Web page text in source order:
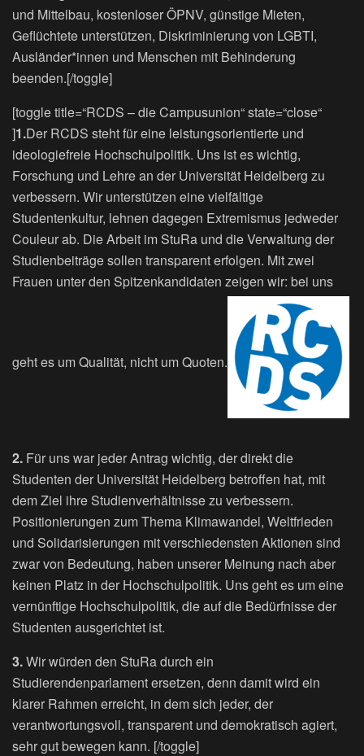
und Mittelbau, kostenloser ÖPNV, günstige Mieten,
Geflüchtete unterstützen, Diskriminierung von LGBTI,
Ausländer*innen und Menschen mit Behinderung
beenden.[/toggle]
[toggle title=“RCDS – die Campusunion“ state=“close“
]1.Der RCDS steht für eine leistungsorientierte und
ideologiefreie Hochschulpolitik. Uns ist es wichtig,
Forschung und Lehre an der Universität Heidelberg zu
verbessern. Wir unterstützen eine vielfältige
Studentenkultur, lehnen dagegen Extremismus jedweder
Couleur ab. Die Arbeit im StuRa und die Verwaltung der
Studienbeiträge sollen transparent erfolgen. Mit zwei
Frauen unter den Spitzenkandidaten zeigen wir: bei uns
geht es um Qualität, nicht um Quoten.
2. Für uns war jeder Antrag wichtig, der direkt die
Studenten der Universität Heidelberg betroffen hat, mit
dem Ziel ihre Studienverhältnisse zu verbessern.
Positionierungen zum Thema Klimawandel, Weltfrieden
und Solidarisierungen mit verschiedensten Aktionen sind
zwar von Bedeutung, haben unserer Meinung nach aber
keinen Platz in der Hochschulpolitik. Uns geht es um eine
vernünftige Hochschulpolitik, die auf die Bedürfnisse der
Studenten ausgerichtet ist.
3.Wir würden den StuRa durch ein
Studierendenparlament ersetzen, denn damit wird ein
klarer Rahmen erreicht, in dem sich jeder, der
verantwortungsvoll, transparent und demokratisch agiert,
sehr gut bewegen kann. [/toggle]